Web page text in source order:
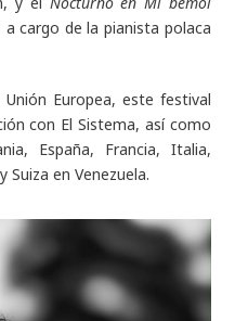
a cargo de la pianista polaca
Europea, este festival
con El Sistema, así como
España, Francia, Italia,
Suiza en Venezuela.